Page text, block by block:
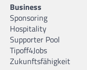
Business
Sponsoring
Hospitality
Supporter Pool
Tipoff4Jobs
Zukunftsfähigkeit